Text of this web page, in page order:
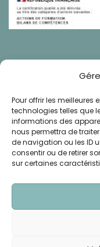
Pour offrir les meilleures
technologies telles que
informations des
nous permettra de
de navigation ou les ID
consentir ou de retirer
sur certaines
Médiation De La
La Médiation De
De Justice 49
Copyright ©